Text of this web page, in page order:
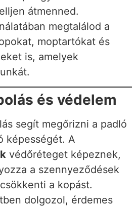
átmenned.
megtalálod a
moptartókat és
is, amelyek
és védelem
segít megőrizni a padló
képességét. A
védőréteget képeznek,
a szennyeződések
a kopást.
dolgozol, érdemes